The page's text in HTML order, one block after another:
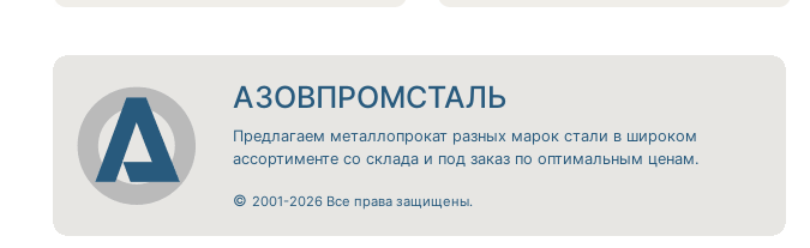
АЗОВПРОМСТАЛЬ
Предлагаем металлопрокат разных марок стали в широком
ассортименте со склада и под заказ по оптимальным ценам.
© 2001-2026 Все права защищены.